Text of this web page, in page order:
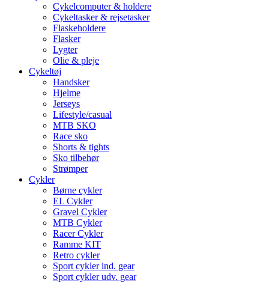
Cykelcomputer & holdere
Cykeltasker & rejsetasker
Flaskeholdere
Flasker
Lygter
Olie & pleje
Cykeltøj
Handsker
Hjelme
Jerseys
Lifestyle/casual
MTB SKO
Race sko
Shorts & tights
Sko tilbehør
Strømper
Cykler
Børne cykler
EL Cykler
Gravel Cykler
MTB Cykler
Racer Cykler
Ramme KIT
Retro cykler
Sport cykler ind. gear
Sport cykler udv. gear